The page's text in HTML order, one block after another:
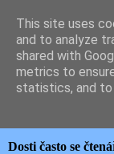
sobota 16. ledna 2016
PRÁVO
Dosti často se
This site uses
and to analyze
shared with
metrics to
statistics, and to